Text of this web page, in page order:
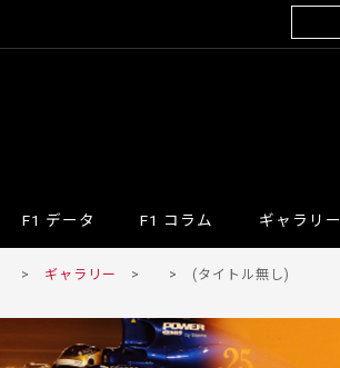
F1 データ F1 コラム ギャラリー
> ギャラリー > > (タイトル無し)